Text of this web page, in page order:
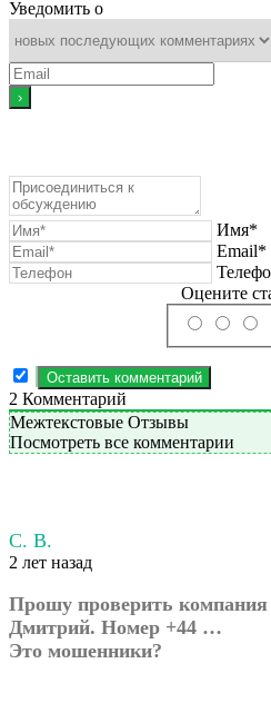
Уведомить о
Имя*
Email*
Оцените
2 Комментарий
Межтекстовые Отзывы
Посмотреть все комментарии
С. В.
2 лет назад
Прошу проверить
Дмитрий. Номер +44 …
Это мошенники?